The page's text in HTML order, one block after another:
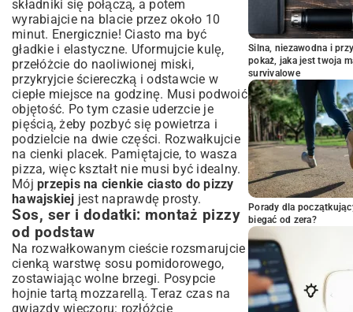
składniki się połączą, a potem
wyrabiajcie na blacie przez około 10
minut. Energicznie! Ciasto ma być
gładkie i elastyczne. Uformujcie kulę,
przełóżcie do naoliwionej miski,
przykryjcie ściereczką i odstawcie w
ciepłe miejsce na godzinę. Musi podwoić
objętość. Po tym czasie uderzcie je
pięścią, żeby pozbyć się powietrza i
podzielcie na dwie części. Rozwałkujcie
na cienki placek. Pamiętajcie, to wasza
pizza, więc kształt nie musi być idealny.
Mój przepis na cienkie ciasto do pizzy
hawajskiej jest naprawdę prosty.
Sos, ser i dodatki: montaż pizzy
od podstaw
Na rozwałkowanym cieście rozsmarujcie
cienką warstwę sosu pomidorowego,
zostawiając wolne brzegi. Posypcie
hojnie tartą mozzarellą. Teraz czas na
gwiazdy wieczoru: rozłóżcie
Silna, niezawodna i
pokaż, jaka jest twoja
survivalowe
Porady dla
biegać od zera?